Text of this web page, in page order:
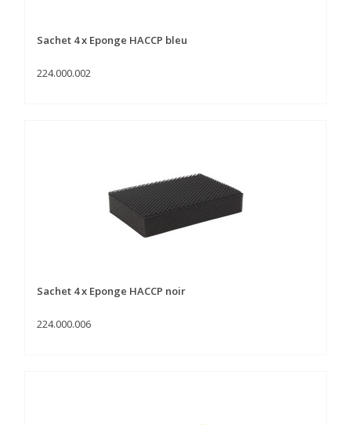
Sachet 4 x Eponge HACCP bleu
224.000.002
Sachet 4 x Eponge HACCP noir
224.000.006